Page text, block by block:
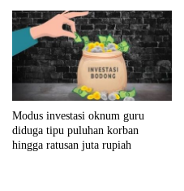
Modus investasi oknum guru
diduga tipu puluhan korban
hingga ratusan juta rupiah